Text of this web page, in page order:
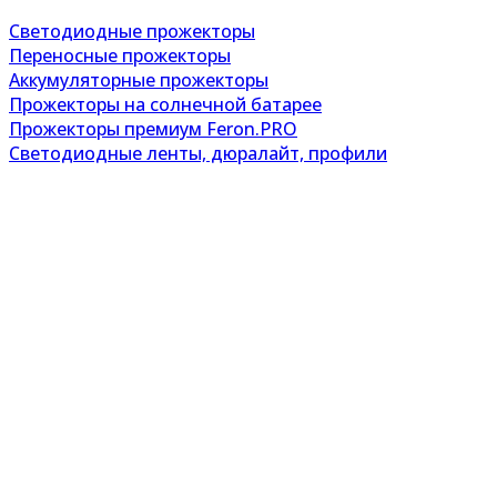
Светодиодные прожекторы
Переносные прожекторы
Аккумуляторные прожекторы
Прожекторы на солнечной батарее
Прожекторы премиум Feron.PRO
Светодиодные ленты, дюралайт, профили